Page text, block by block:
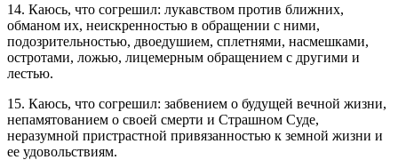
14. Каюсь, что согрешил: лукавством против ближних,
обманом их, неискренностью в обращении с ними,
подозрительностью, двоедушием, сплетнями, насмешками,
остротами, ложью, лицемерным обращением с другими и
лестью.
15. Каюсь, что согрешил: забвением о будущей вечной жизни,
непамятованием о своей смерти и Страшном Суде,
неразумной пристрастной привязанностью к земной жизни и
ее удовольствиям.